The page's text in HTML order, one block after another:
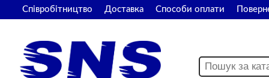
Співробітництво Доставка Способи оплати